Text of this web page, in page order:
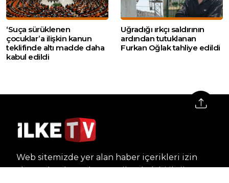
‘Suça sürüklenen
çocuklar’a ilişkin kanun
teklifinde altı madde daha
kabul edildi
Uğradığı ırkçı saldırının
ardından tutuklanan
Furkan Oğlak tahliye edildi
Web sitemizde yer alan haber içerikleri izin